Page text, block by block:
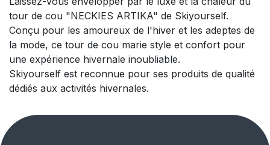
tour de cou "NECKIES ARTIKA" de Skiyourself.
Conçu pour les amoureux de l'hiver et les adeptes de
la mode, ce tour de cou marie style et confort pour
une expérience hivernale inoubliable.
Skiyourself est reconnue pour ses produits de qualité
dédiés aux activités hivernales.